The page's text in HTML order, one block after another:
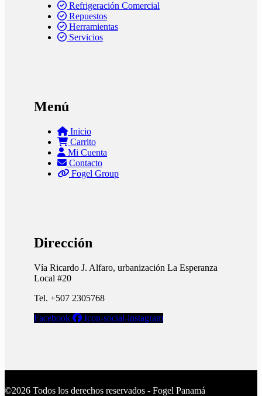
Refrigeración Comercial
Repuestos
Herramientas
Servicios
Menú
Inicio
Carrito
Mi Cuenta
Contacto
Fogel Group
Dirección
Vía Ricardo J. Alfaro, urbanización La Esperanza
Local #20
Tel. +507 2305768
Facebook
Icon-social-instagram
©2026 Todos los derechos reservados - Fogel Panamá